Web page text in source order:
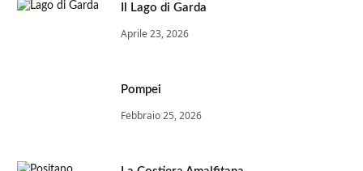
Il Lago di Garda
Aprile 23, 2026
Pompei
Febbraio 25, 2026